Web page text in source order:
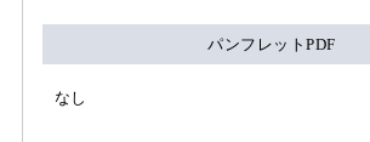
パンフレットPDF
なし